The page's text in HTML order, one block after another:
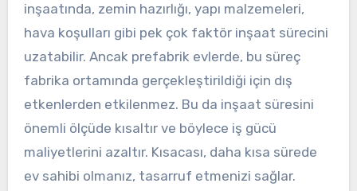
inşaatında, zemin hazırlığı, yapı malzemeleri,
hava koşulları gibi pek çok faktör inşaat sürecini
uzatabilir. Ancak prefabrik evlerde, bu süreç
fabrika ortamında gerçekleştirildiği için dış
etkenlerden etkilenmez. Bu da inşaat süresini
önemli ölçüde kısaltır ve böylece iş gücü
maliyetlerini azaltır. Kısacası, daha kısa sürede
ev sahibi olmanız, tasarruf etmenizi sağlar.